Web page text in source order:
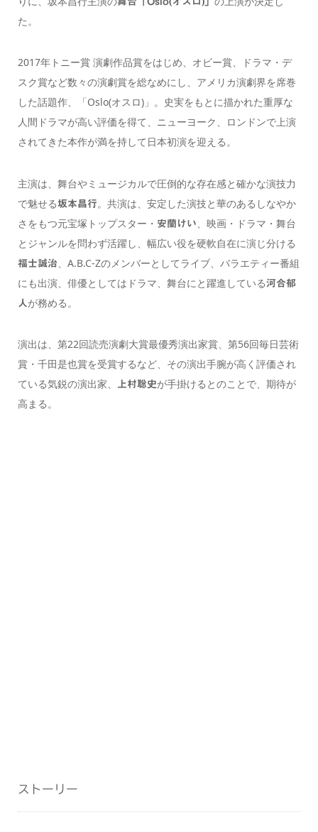
た。
2017年トニー賞 演劇作品賞をはじめ、オビー賞、ドラマ・デ
スク賞など数々の演劇賞を総なめにし、アメリカ演劇界を席巻
した話題作、「Oslo(オスロ)」。史実をもとに描かれた重厚な
人間ドラマが高い評価を得て、ニューヨーク、ロンドンで上演
されてきた本作が満を持して日本初演を迎える。
主演は、舞台やミュージカルで圧倒的な存在感と確かな演技力
で魅せる坂本昌行 。共演は、安定した演技と華のあるしなやか
さをもつ元宝塚トップスター・ 安蘭けい
、映画・ドラマ・舞台
とジャンルを問わず活躍し、幅広い役を硬軟自在に演じ分ける
福士誠治、A.B.C-Zのメンバーとしてライブ、バラエティー番組
にも出演、俳優としてはドラマ、舞台にと躍進している河合郁
人 が務める。
演出は、第22回読売演劇大賞最優秀演出家賞、第56回毎日芸術
賞・千田是也賞を受賞するなど、その演出手腕が高く評価され
ている気鋭の演出家、
上村聡史が手掛けるとのことで、期待が
高まる。
ストーリー